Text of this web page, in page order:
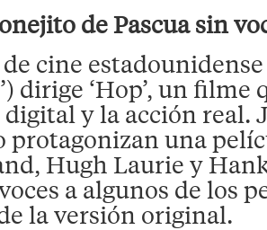
de Pascua sin
cine
dirige ‘Hop’, un filme
y la acción real.
protagonizan una
Hugh Laurie y
a algunos de los
la versión original.